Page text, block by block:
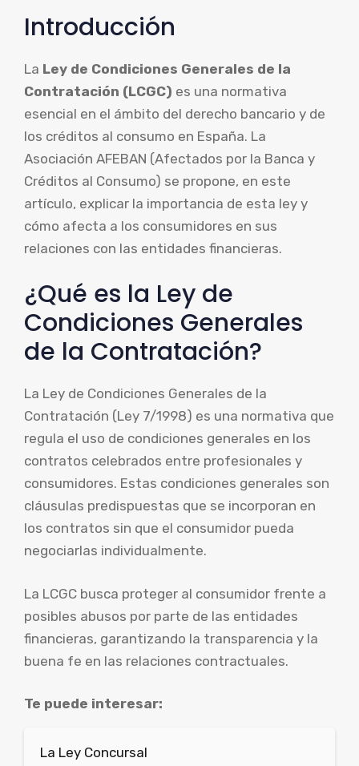
Introducción
La Ley de Condiciones Generales de la
Contratación (LCGC) es una normativa
esencial en el ámbito del derecho bancario y de
los créditos al consumo en España. La
Asociación AFEBAN (Afectados por la Banca y
Créditos al Consumo) se propone, en este
artículo, explicar la importancia de esta ley y
cómo afecta a los consumidores en sus
relaciones con las entidades financieras.
¿Qué es la Ley de
Condiciones Generales
de la Contratación?
La Ley de Condiciones Generales de la
Contratación (Ley 7/1998) es una normativa que
regula el uso de condiciones generales en los
contratos celebrados entre profesionales y
consumidores. Estas condiciones generales son
cláusulas predispuestas que se incorporan en
los contratos sin que el consumidor pueda
negociarlas individualmente.
La LCGC busca proteger al consumidor frente a
posibles abusos por parte de las entidades
financieras, garantizando la transparencia y la
buena fe en las relaciones contractuales.
Te puede interesar:
La Ley Concursal